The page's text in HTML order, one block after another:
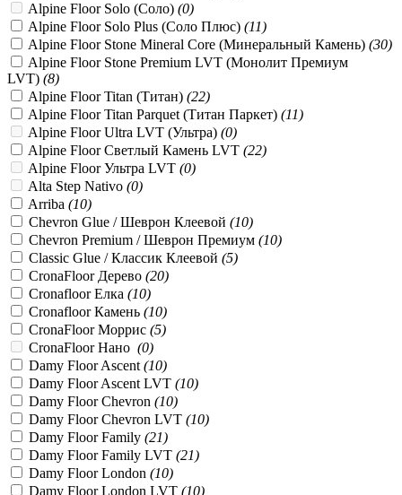
Alpine Floor Solo (Соло) (0)
Alpine Floor Solo Plus (Соло Плюс) (11)
Alpine Floor Stone Mineral Core (Минеральный Камень) (30)
Alpine Floor Stone Premium LVT (Монолит Премиум
LVT) (8)
Alpine Floor Titan (Титан) (22)
Alpine Floor Titan Parquet (Титан Паркет) (11)
Alpine Floor Ultra LVT (Ультра) (0)
Alpine Floor Светлый Камень LVT (22)
Alpine Floor Ультра LVT (0)
Alta Step Nativo (0)
Arriba (10)
Chevron Glue / Шеврон Клеевой (10)
Chevron Premium / Шеврон Премиум (10)
Classic Glue / Классик Клеевой (5)
CronaFloor Дерево (20)
Cronafloor Елка (10)
Cronafloor Камень (10)
CronaFloor Моррис (5)
CronaFloor Нано (0)
Damy Floor Ascent (10)
Damy Floor Ascent LVT (10)
Damy Floor Chevron (10)
Damy Floor Chevron LVT (10)
Damy Floor Family (21)
Damy Floor Family LVT (21)
Damy Floor London (10)
Damy Floor London LVT (10)